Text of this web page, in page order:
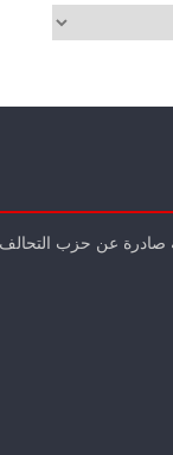
صادرة عن حزب